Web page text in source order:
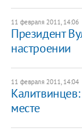
11 февраля 2011, 14:06
Президент
настроении
11 февраля 2011, 14:04
месте